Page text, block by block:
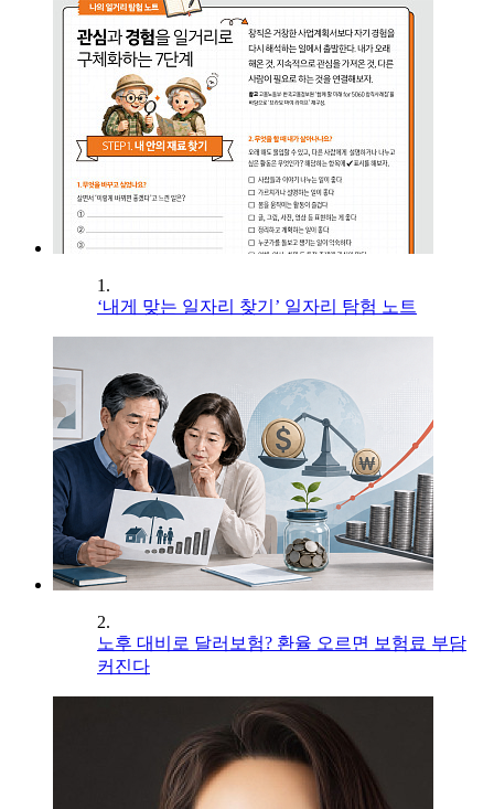
1.
‘내게 맞는 일자리 찾기’ 일자리 탐험 노트
2.
노후 대비로 달러보험? 환율 오르면 보험료 부담
커진다